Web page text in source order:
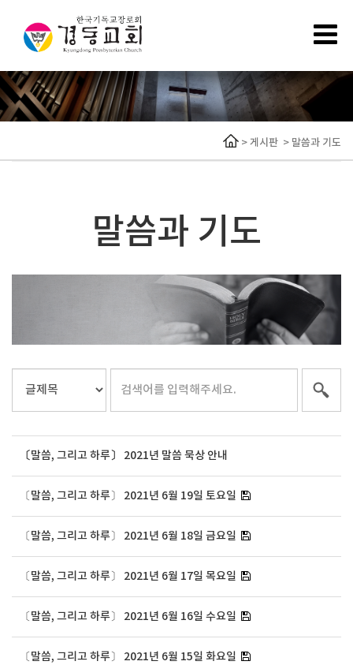
>게시판 > 말씀과 기도
말씀과 기도
〔말씀, 그리고 하루〕 2021년 말씀 묵상 안내
〔말씀, 그리고 하루〕 2021년 6월 19일 토요일
〔말씀, 그리고 하루〕 2021년 6월 18일 금요일
〔말씀, 그리고 하루〕 2021년 6월 17일 목요일
〔말씀, 그리고 하루〕 2021년 6월 16일 수요일
〔말씀, 그리고 하루〕 2021년 6월 15일 화요일